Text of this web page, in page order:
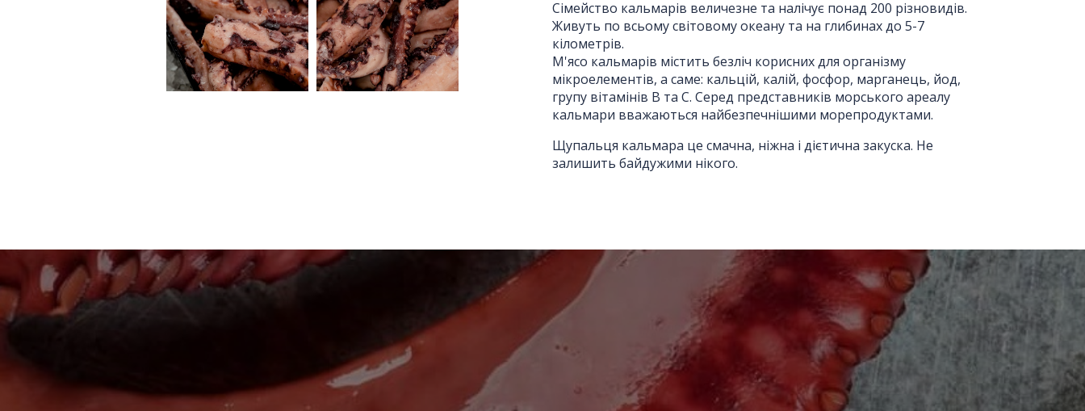
Сімейство кальмарів величезне та налічує понад 200 різновидів.
Живуть по всьому світовому океану та на глибинах до 5-7
кілометрів.
М'ясо кальмарів містить безліч корисних для організму
мікроелементів, а саме: кальцій, калій, фосфор, марганець, йод,
групу вітамінів В та С. Серед представників морського ареалу
кальмари вважаються найбезпечнішими морепродуктами.
Щупальця кальмара це смачна, ніжна і дієтична закуска. Не
залишить байдужими нікого.
*:
Ім'я повинно бути від 3 до 25 символів!
Email:
Номер телефону*: